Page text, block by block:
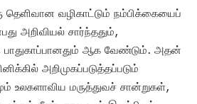
தெளிவான வழிகாட்டும் நம்பிக்கையைப்
அறிவியல் சார்ந்ததும்,
பாதுகாப்பானதும் ஆக வேண்டும். அதன்
அறிமுகப்படுத்தப்படும்
உலகளாவிய மருத்துவச் சான்றுகள்,